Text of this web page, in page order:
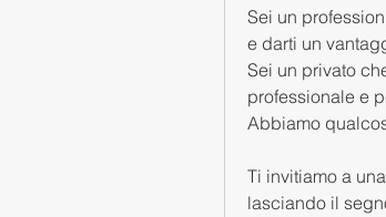
Sei un
e darti un
Sei un privato
professionale e
Abbiamo
Ti invitiamo a
lasciando il